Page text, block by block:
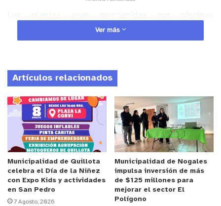
artesanales a través de sistema de riego por
mangueras, asimismo, se efectuó recorrido por el
un campamento con víveres y carpas, sujetos que
al percatarse de la presencia policial huyeron del
lugar por la vegetación existente, procediendo a la
incautación de:
14.692 plantas del género cannabis en proceso de
crecimiento y 864g de Marihuana Elaborada.
Reproductor
de
Video
Ver más
Artículos relacionados
Municipalidad de Quillota
celebra el Día de la Niñez
con Expo Kids y actividades
en San Pedro
7 Agosto, 2026
Municipalidad de Nogales
impulsa inversión de más
de $125 millones para
mejorar el sector El
Polígono